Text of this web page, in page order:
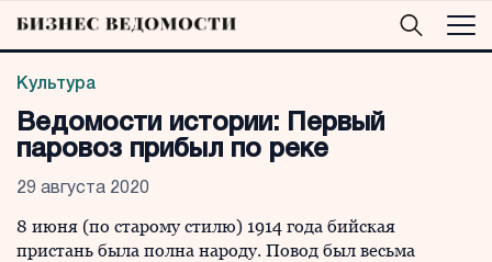
Культура
Ведомости истории: Первый
паровоз прибыл по реке
29 августа 2020
8 июня (по старому стилю) 1914 года бийская
пристань была полна народу. Повод был весьма